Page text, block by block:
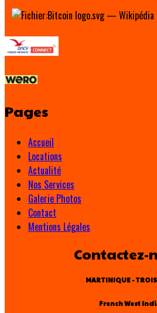
Pages
Accueil
Locations
Actualité
Nos Services
Galerie Photos
Contact
Mentions Légales
Contactez-
MARTINIQUE -
French West